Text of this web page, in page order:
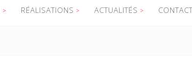
RÉALISATIONS ACTUALITÉS